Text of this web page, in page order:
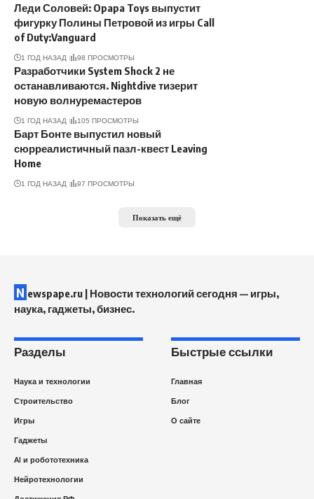
Леди Соловей: Opapa Toys выпустит
фигурку Полины Петровой из игры Call
of Duty:Vanguard
1 ГОД НАЗАД 98 ПРОСМОТРЫ
Разработчики System Shock 2 не
останавливаются. Nightdive тизерит
новую волнуремастеров
1 ГОД НАЗАД 105 ПРОСМОТРЫ
Барт Бонте выпустил новый
сюрреалистичный пазл-квест Leaving
Home
1 ГОД НАЗАД 97 ПРОСМОТРЫ
Показать ещё
N ewspape.ru | Новости технологий сегодня — игры,
наука, гаджеты, бизнес.
Разделы
Наука и технологии
Строительство
Игры
Гаджеты
AI и робототехника
Нейротехнологии
Быстрые ссылки
Главная
Блог
О сайте